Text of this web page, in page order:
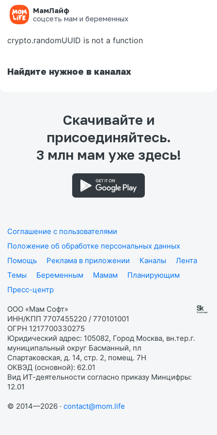
МамЛайф
соцсеть мам и беременных
Ошибка на странице
crypto.randomUUID is not a function
Найдите нужное в каналах
Скачивайте и
присоединяйтесь.
3 млн мам уже здесь!
Соглашение с пользователями
Положение об обработке персональных данных
Помощь
Реклама в приложении Каналы
Лента
Темы
Беременным Мамам
Планирующим
Пресс-центр
ООО «Мам Софт»
ИНН/КПП 7707455220 / 770101001
ОГРН 1217700330275
Юридический адрес: 105082, Город Москва, вн.тер.г.
муниципальный округ Басманный, пл
Спартаковская, д. 14, стр. 2, помещ. 7Н
ОКВЭД (основной): 62.01
Вид ИТ-деятельности согласно приказу Минцифры:
12.01
© 2014—2026 · contact@mom.life